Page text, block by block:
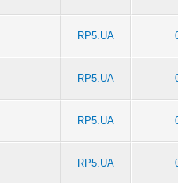
RP5.UA
RP5.UA
RP5.UA
RP5.UA